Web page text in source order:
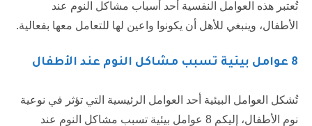
تُعتبر هذه العوامل النفسية أحد أسباب مشاكل النوم عند
الأطفال، وينبغي للأهل أن يكونوا واعين لها للتعامل معها بفعالية.
8 عوامل بيئية تسبب مشاكل النوم عند الأطفال
تُشكل العوامل البيئية أحد العوامل الرئيسية التي تؤثر في نوعية
نوم الأطفال، إليكم 8 عوامل بيئية تسبب مشاكل النوم عند